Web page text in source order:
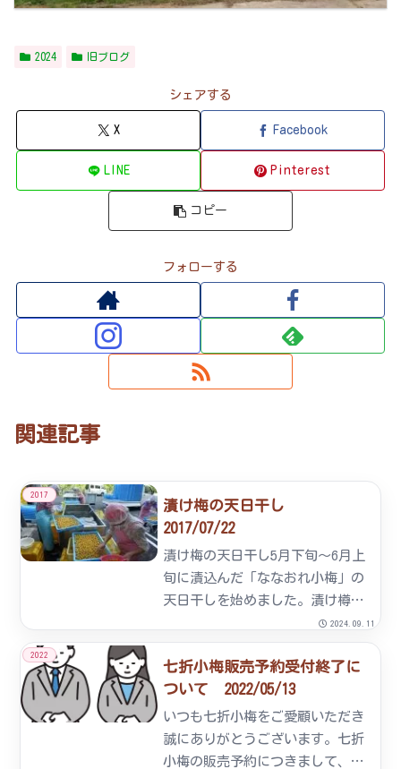
2024 旧ブログ
シェアする
X Facebook
LINE Pinterest
コピー
フォローする
関連記事
2017
漬け梅の天日干し
2017/07/22
漬け梅の天日干し5月下旬～6月上
旬に漬込んだ「ななおれ小梅」の
天日干しを始めました。漬け樽か
ら取出した漬梅を天日干し容器に
陽が均等にあたるように並べま
す。専用ビニールハウスに移動し
3日間天日干しします。
2024.09.11
2022
七折小梅販売予約受付終了に
ついて 2022/05/13
いつも七折小梅をご愛顧いただき
誠にありがとうございます。七折
小梅の販売予約につきまして、予